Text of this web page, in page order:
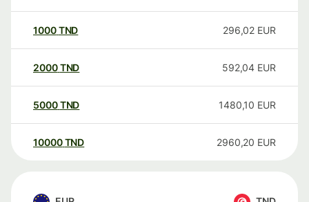
1000TND 296,02 EUR
2000TND 592,04 EUR
5000TND 1480,10 EUR
10000 TND 2960,20 EUR